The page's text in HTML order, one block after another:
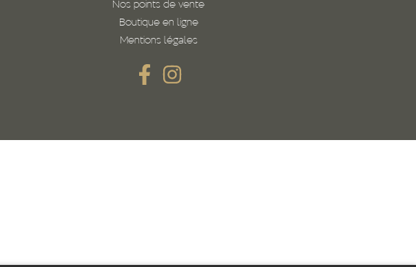
Nos points de vente
Boutique en ligne
Mentions légales